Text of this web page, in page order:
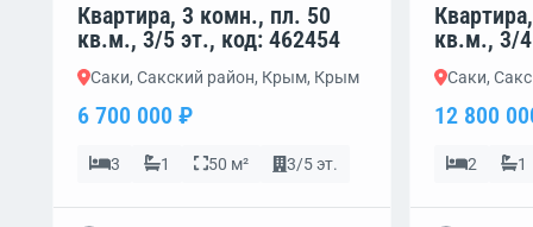
Квартира, 3 комн., пл. 50
кв.м., 3/5 эт., код: 462454
Саки, Сакский район, Крым, Крым
6 700 000 ₽
3 1 50 м² 3/5 эт.
кв.м., 3/
Саки,
12 800
2 1